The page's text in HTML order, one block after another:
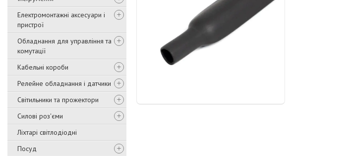
Електромонтажні аксесуари і
пристрої
Обладнання для управління та
комутації
Кабельні короби
Релейне обладнання і датчики
Світильники та прожектори
Силові роз'єми
Ліхтарі світлодіодні
Посуд